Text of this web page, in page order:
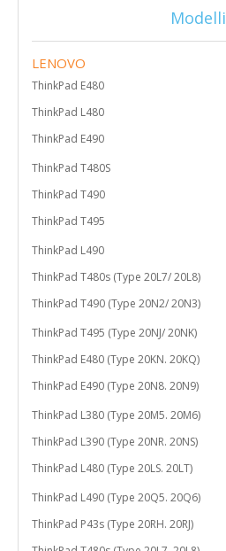
Modelli
LENOVO
ThinkPad E480
ThinkPad L480
ThinkPad E490
ThinkPad T480S
ThinkPad T490
ThinkPad T495
ThinkPad L490
ThinkPad T480s (Type 20L7/ 20L8)
ThinkPad T490 (Type 20N2/ 20N3)
ThinkPad T495 (Type 20NJ/ 20NK)
ThinkPad E480 (Type 20KN. 20KQ)
ThinkPad E490 (Type 20N8. 20N9)
ThinkPad L380 (Type 20M5. 20M6)
ThinkPad L390 (Type 20NR. 20NS)
ThinkPad L480 (Type 20LS. 20LT)
ThinkPad L490 (Type 20Q5. 20Q6)
ThinkPad P43s (Type 20RH. 20RJ)